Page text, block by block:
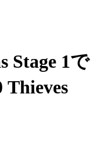
Stage 1で
Thieves